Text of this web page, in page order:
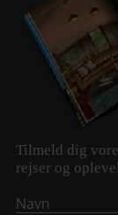
Tilmeld dig
rejser og